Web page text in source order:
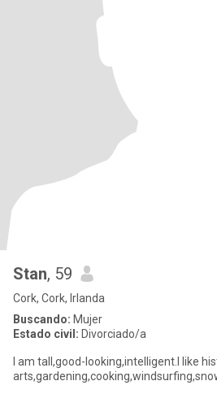
Stan, 59
Cork, Cork, Irlanda
Buscando: Mujer
Estado civil: Divorciado/a
I am tall,good-looking,intelligent.I like